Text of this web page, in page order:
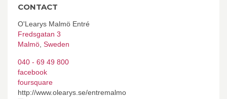
CONTACT
O'Learys Malmö Entré
Fredsgatan 3
Malmö Sweden
040 - 69 49 800
facebook
foursquare
http://www.olearys.se/entremalmo